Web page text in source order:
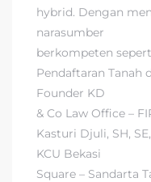
hybrid. Dengan
narasumber
berkompeten
Pendaftaran Tanah
Founder KD
& Co Law Office –
Kasturi Djuli, SH,
KCU Bekasi
Square – Sandarta